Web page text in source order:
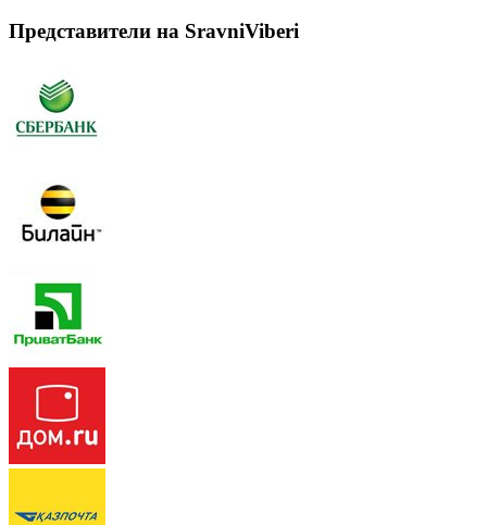
Представители на SravniViberi